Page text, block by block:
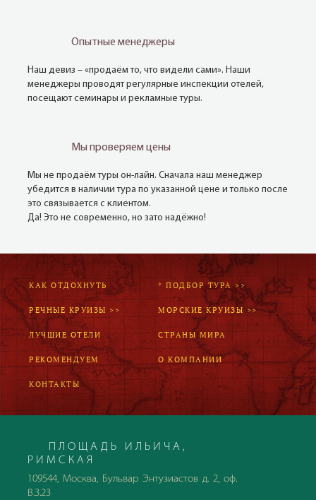
Опытные менеджеры
Наш девиз – «продаём то, что видели сами». Наши
менеджеры проводят регулярные инспекции отелей,
посещают семинары и рекламные туры.
Мы проверяем цены
Мы не продаём туры он-лайн. Сначала наш менеджер
убедится в наличии тура по указанной цене и только после
это связывается с клиентом.
Да! Это не современно, но зато надёжно!
КАК ОТДОХНУТЬ * ПОДБОР ТУРА >>
РЕЧНЫЕ КРУИЗЫ >> МОРСКИЕ КРУИЗЫ >>
ЛУЧШИЕ ОТЕЛИ СТРАНЫ МИРА
РЕКОМЕНДУЕМ О КОМПАНИИ
КОНТАКТЫ
ПЛОЩАДЬ ИЛЬИЧА,
РИМСКАЯ
109544, Москва, Бульвар Энтузиастов д. 2, оф.
В.3.23